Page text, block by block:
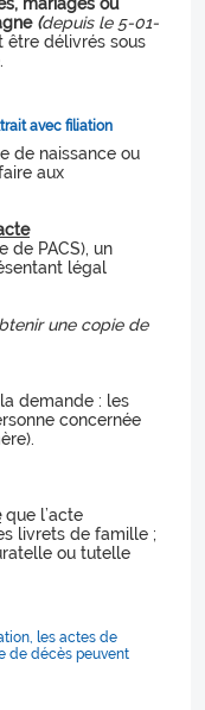
(depuis le 5-01-
délivrés sous
avec filiation
de naissance ou
aux
de PACS), un
légal
une copie de
demande : les
concernée
que l’acte
livrets de famille ;
ou tutelle
les actes de
de décès peuvent